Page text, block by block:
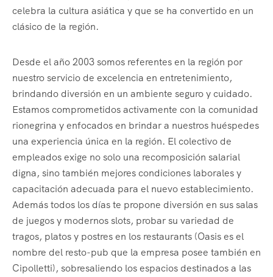
celebra la cultura asiática y que se ha convertido en un
clásico de la región.
Desde el año 2003 somos referentes en la región por
nuestro servicio de excelencia en entretenimiento,
brindando diversión en un ambiente seguro y cuidado.
Estamos comprometidos activamente con la comunidad
rionegrina y enfocados en brindar a nuestros huéspedes
una experiencia única en la región. El colectivo de
empleados exige no solo una recomposición salarial
digna, sino también mejores condiciones laborales y
capacitación adecuada para el nuevo establecimiento.
Además todos los días te propone diversión en sus salas
de juegos y modernos slots, probar su variedad de
tragos, platos y postres en los restaurants (Oasis es el
nombre del resto-pub que la empresa posee también en
Cipolletti), sobresaliendo los espacios destinados a las